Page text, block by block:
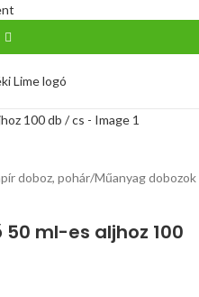
doboz, pohár/Műanyag dobozok
ml-es aljhoz 100